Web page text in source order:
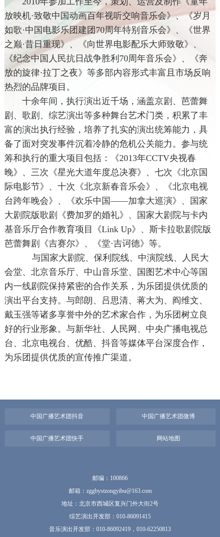
放映机·致敬中国动画百年视听交响音乐会》、《岁月
如歌·中国电影乐团建团70周年特别音乐会》、《世界
之巅·昔日重现》、《向世界电影配乐大师致敬》、
《纪念中国人民抗日战争胜利70周年音乐会》、《奔
放的旋律·拉丁之夜》等多部内容形式丰富且市场反响
热烈的品牌项目。
十余年间，执行演出近千场，涵盖京剧、芭蕾舞
剧、歌剧、综艺演出等多种舞台艺术门类，积累了丰
富的演出执行经验，培养了扎实的演出统筹能力，具
备了面对突发事件沉着冷静的危机公关能力。参与统
筹和执行的重大项目包括：《2013年CCTV央视春
晚》、三次《星光大道年度总决赛》、七次《北京国
际电影节》、十次《北京新春音乐会》、《北京电视
台跨年晚会》、《欢乐中国——加拿大巡演》、国家
大剧院版歌剧《费加罗的婚礼》、国家大剧院与卡内
基音乐厅合作教育项目《Link Up》、斯卡拉歌剧院版
芭蕾舞剧《吉赛尔》、《堂·吉诃德》等。
与国家大剧院、保利院线、中演院线、人民大
会堂、北京音乐厅、中山音乐堂、国图艺术中心等国
内一线剧院保持紧密的合作关系，为乐团提供优质的
演出平台支持。与郎朗、吕思清、蒋大为、阎维文、
戴玉强等诸多享誉中外的艺术家合作，为乐团树立良
好的行业形象。与新华社、人民网、中央广播电视总
台、北京电视台、优酷、抖音等媒体平台深度合作，
为乐团提供优质的宣传推广渠道。
中国广播艺术团抖音 中国广播艺术团微博
中国广播艺术团快手 网站地图
邮编：100866
邮箱：zggbystzongyibu@163.com
地址：北京市西城区复兴门外大街2号
综艺演出开发部：010-86091415
音乐演出开发部：010-86092419，010-62250813